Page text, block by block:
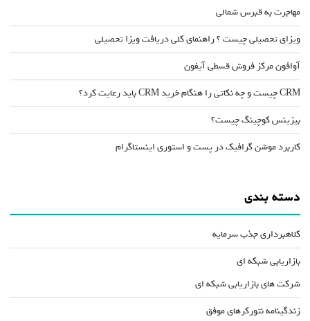
مهاجرت به قبرس شمالی
ویزای تحصیلی چیست ؟ راهنمای کلی دریافت ویزا تحصیلی
آوافون مرکز فروش قسطی آیفون
CRM چیست و چه نکاتی را هنگام خرید CRM باید رعایت کرد؟
بیزینس کوچینگ چیست؟
کاربرد موشن گرافیک در پست و استوری اینستاگرام
دسته بندی
کلاهبرداری جذب سرمایه
بازاریابی شبکه ای
شرکت های بازاریابی شبکه ای
زندگینامه نتورکرهای موفق